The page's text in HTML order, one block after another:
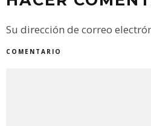
Su dirección de correo
COMENTARIO